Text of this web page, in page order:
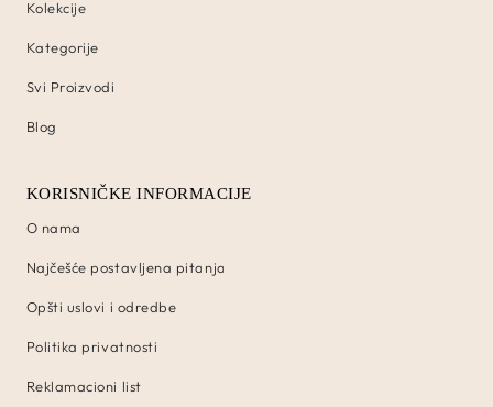
Kolekcije
Kategorije
Svi Proizvodi
Blog
KORISNIČKE INFORMACIJE
O nama
Najčešće postavljena pitanja
Opšti uslovi i odredbe
Politika privatnosti
Reklamacioni list